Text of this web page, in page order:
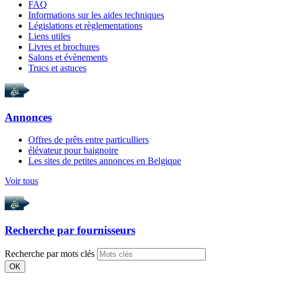
FAQ
Informations sur les aides techniques
Législations et règlementations
Liens utiles
Livres et brochures
Salons et évènements
Trucs et astuces
Annonces
Offres de prêts entre particulliers
élévateur pour baignoire
Les sites de petites annonces en Belgique
Voir tous
Recherche par fournisseurs
Recherche par mots clés
OK